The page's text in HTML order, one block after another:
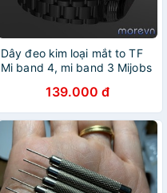
Dây đeo kim loại mắt to TF
Mi band 4, mi band 3 Mijobs
miband 4, miband 3 viền
vân sọc TF
139.000 đ